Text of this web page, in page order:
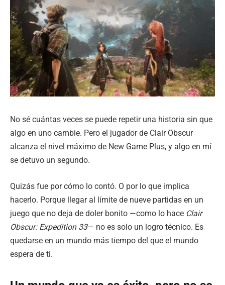
No sé cuántas veces se puede repetir una historia sin que
algo en uno cambie. Pero el jugador de Clair Obscur
alcanza el nivel máximo de New Game Plus, y algo en mí
se detuvo un segundo.
Quizás fue por cómo lo contó. O por lo que implica
hacerlo. Porque llegar al límite de nueve partidas en un
juego que no deja de doler bonito —como lo hace Clair
Obscur: Expedition 33— no es solo un logro técnico. Es
quedarse en un mundo más tiempo del que el mundo
espera de ti.